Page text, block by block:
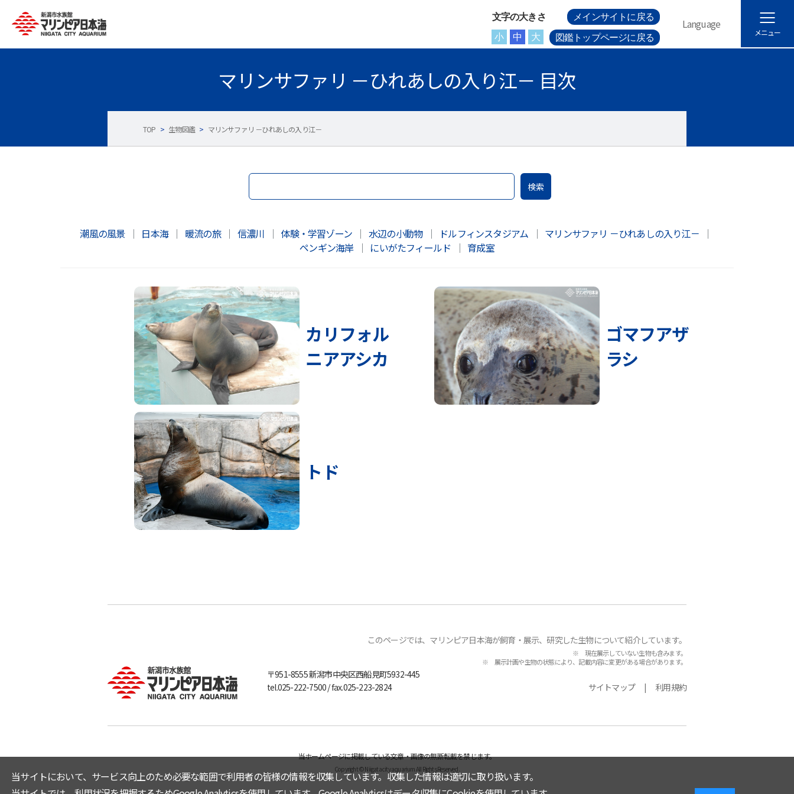
文字の大きさ
小
中 大
メインサイトに戻る
図鑑トップページに戻る
Language
メニュー
マリンサファリ －ひれあしの入り江－ 目次
TOP > 生物図鑑 > マリンサファリ －ひれあしの入り江－
検索
潮風の風景 ｜ 日本海 ｜ 暖流の旅 ｜ 信濃川 ｜ 体験・学習ゾーン ｜ 水辺の小動物 ｜ ドルフィンスタジアム ｜ マリンサファリ －ひれあしの入り江－
｜
ペンギン海岸 ｜ にいがたフィールド ｜ 育成室
カリフォル
ニアアシカ
ゴマフアザ
ラシ
トド
このページでは、マリンピア日本海が飼育・展示、研究した生物について紹介しています。
※ 現在展示していない生物も含みます。
※ 展示計画や生物の状態により、記載内容に変更がある場合があります。
〒951-8555新潟市中央区西船見町5932-445
tel.025-222-7500/ fax.025-223-2824 サイトマップ 利用規約
当ホームページに掲載している文章・画像の無断転載を禁じます。
Copyright © Niigata city aquarium All Rights Reserved.
当サイトにおいて、サービス向上のため必要な範囲で利用者の皆様の情報を収集しています。収集した情報は適切に取り扱います。